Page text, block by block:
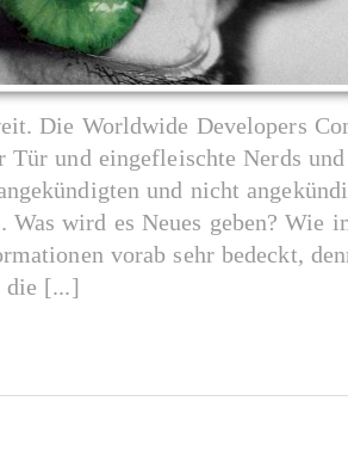
Die Worldwide Developers
Tür und eingefleischte Nerds
und nicht
Was wird es Neues geben? Wie
vorab sehr bedeckt,
die [...]